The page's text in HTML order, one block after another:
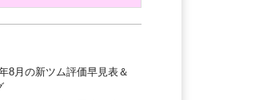
8月の新ツム評価早見表＆